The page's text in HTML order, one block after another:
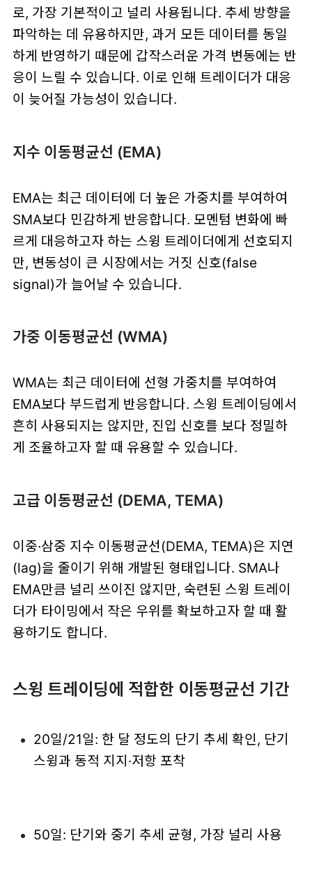
로, 가장 기본적이고 널리 사용됩니다. 추세 방향을
파악하는 데 유용하지만, 과거 모든 데이터를 동일
하게 반영하기 때문에 갑작스러운 가격 변동에는 반
응이 느릴 수 있습니다. 이로 인해 트레이더가 대응
이 늦어질 가능성이 있습니다.
지수 이동평균선 (EMA)
EMA는 최근 데이터에 더 높은 가중치를 부여하여
SMA보다 민감하게 반응합니다. 모멘텀 변화에 빠
르게 대응하고자 하는 스윙 트레이더에게 선호되지
만, 변동성이 큰 시장에서는 거짓 신호(false
signal)가 늘어날 수 있습니다.
가중 이동평균선 (WMA)
WMA는 최근 데이터에 선형 가중치를 부여하여
EMA보다 부드럽게 반응합니다. 스윙 트레이딩에서
흔히 사용되지는 않지만, 진입 신호를 보다 정밀하
게 조율하고자 할 때 유용할 수 있습니다.
고급 이동평균선 (DEMA, TEMA)
이중·삼중 지수 이동평균선(DEMA, TEMA)은 지연
(lag)을 줄이기 위해 개발된 형태입니다. SMA나
EMA만큼 널리 쓰이진 않지만, 숙련된 스윙 트레이
더가 타이밍에서 작은 우위를 확보하고자 할 때 활
용하기도 합니다.
스윙 트레이딩에 적합한 이동평균선 기간
20일/21일: 한 달 정도의 단기 추세 확인, 단기
스윙과 동적 지지·저항 포착
50일: 단기와 중기 추세 균형, 가장 널리 사용